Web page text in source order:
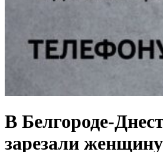
В Белгороде-
зарезали женщину